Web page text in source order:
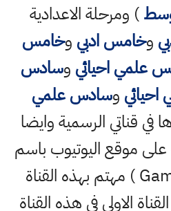
) ومرحلة الاعدادية
وخامس ادبي وخامس
علمي احيائي وسادس
وسادس علمي
في قناتي الرسمية وايضا
على موقع اليوتيوب باسم
( احمد مهدي Gaming ) مهتم بهذه القناة
الاولى في هذه القناة